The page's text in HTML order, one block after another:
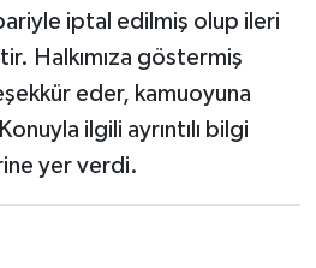
iptal edilmiş olup ileri
Halkımıza göstermiş
eder, kamuoyuna
ilgili ayrıntılı bilgi
yer verdi.